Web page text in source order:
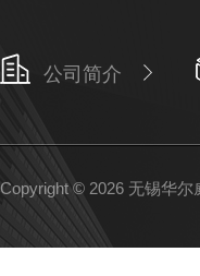
公司简介
Copyright © 2026 无锡华